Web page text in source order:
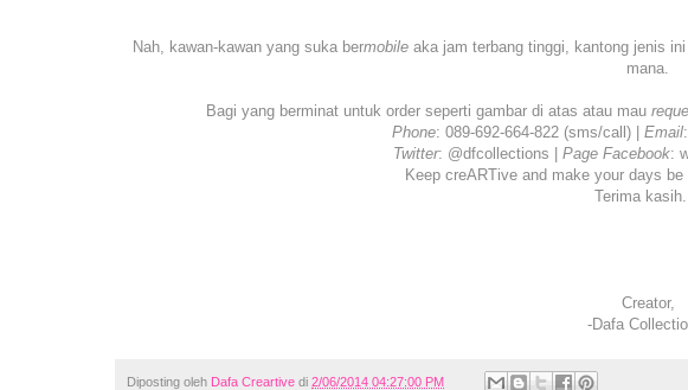
Nah, kawan-kawan yang suka bermobile aka jam terbang tinggi, kantong jenis
mana.
Bagi yang berminat untuk order seperti gambar di atas atau mau
Phone: 089-692-664-822 (sms/call) | Email
Twitter: @dfcollections | Page Facebook:
Keep creARTive and make your days
Terima
Creator,
-Dafa
Diposting oleh Dafa Creartive di 2/06/2014 04:27:00 PM